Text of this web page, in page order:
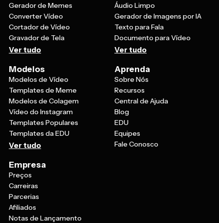
Gerador de Memes
Converter Vídeo
Cortador de Vídeo
Gravador de Tela
Ver tudo
Áudio Limpo
Gerador de Imagens por IA
Texto para Fala
Documento para Vídeo
Ver tudo
Modelos
Modelos de Vídeo
Templates de Meme
Modelos de Colagem
Vídeo do Instagram
Templates Populares
Templates da EDU
Ver tudo
Aprenda
Sobre Nós
Recursos
Central de Ajuda
Blog
EDU
Equipes
Fale Conosco
Empresa
Preços
Carreiras
Parcerias
Afiliados
Notas de Lançamento